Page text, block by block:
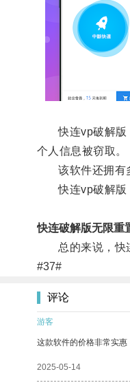
快连vp破解版
个人信息被窃取。
该软件还拥有多
快连vp破解版
快连破解版无限重
总的来说，快连
#37#
评论
游客
这款软件的价格非常实惠
2025-05-14